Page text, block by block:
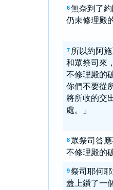
6 無奈到了
仍未修理殿
7 所以約阿
和眾祭司來
不修理殿的
你們不要從
將所收的交
處。」
8 眾祭司答
不修理殿的
9 祭司耶何
蓋上鑽了一